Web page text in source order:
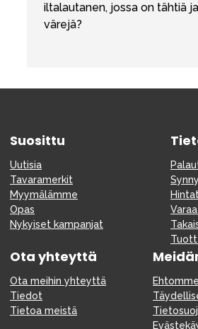
iltalautanen, jossa on tähtiä
värejä?
Suosittu
Uutisia
Tavaramerkit
Myymälämme
Opas
Nykyiset kampanjat
Ota yhteyttä
Ota meihin yhteyttä
Tiedot
Tietoa meistä